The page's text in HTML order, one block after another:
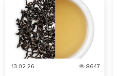
13.02.26 8647